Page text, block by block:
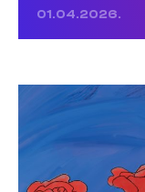
01.04.2026.